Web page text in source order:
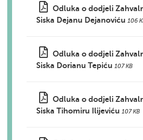
Odluka o dodjeli
Siska Dejanu Dejanoviću 106
Odluka o dodjeli
Siska Dorianu Tepiću 107 KB
Odluka o dodjeli
Siska Tihomiru Ilijeviću 107 KB